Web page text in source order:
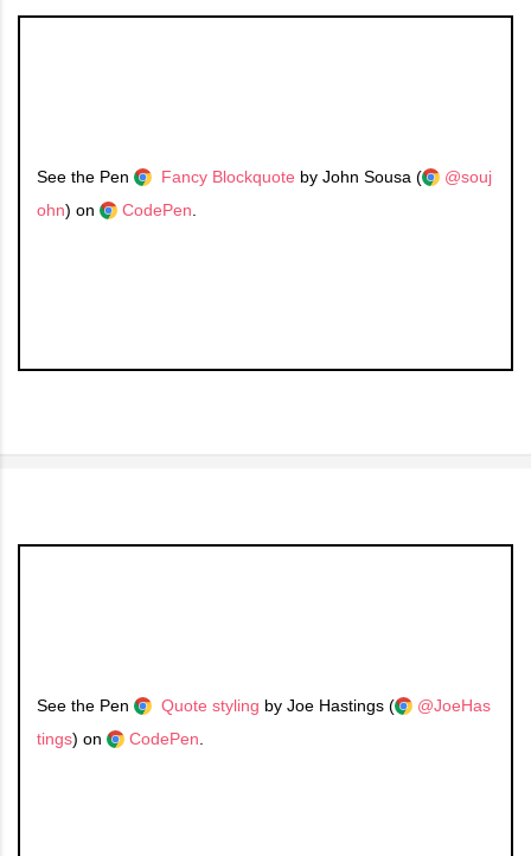
See the Pen Fancy Blockquote by John Sousa (
@souj
ohn) on CodePen
See the Pen Quote styling by Joe Hastings (
@JoeHas
tings) on CodePen